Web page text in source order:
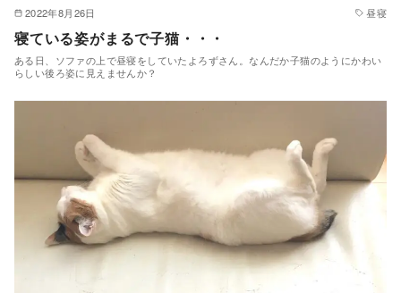
2022年8月26日 昼寝
寝ている姿がまるで子猫・・・
ある日、ソファの上で昼寝をしていたよろずさん。なんだか子猫のようにかわい
らしい後ろ姿に見えませんか？